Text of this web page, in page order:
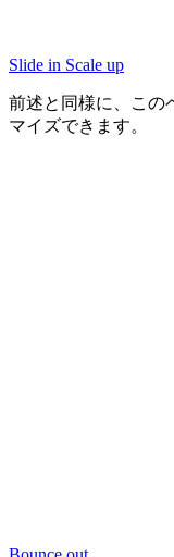
Slide in Scale up
前述と同様に、この
マイズできます。